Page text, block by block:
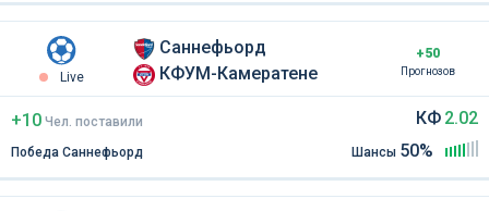
Live
Саннефьорд
КФУМ-Камератене
+50
Прогнозов
+10 Чел. поставили
Победа Саннефьорд
КФ 2.02
Шансы 50%